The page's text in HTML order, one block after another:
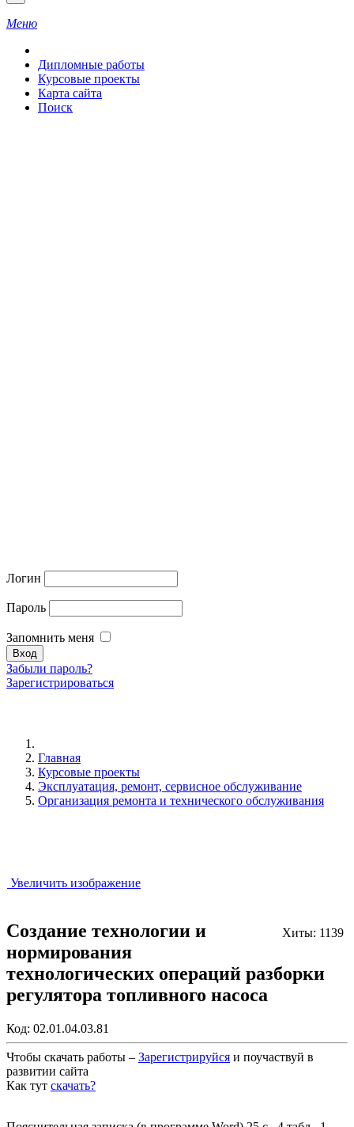
Меню
Дипломные работы
Курсовые проекты
Карта сайта
Поиск
Логин
Пароль
Запомнить меня
Забыли пароль?
Зарегистрироваться
Главная
Курсовые проекты
Эксплуатация, ремонт, сервисное обслуживание
Организация ремонта и технического обслуживания
Увеличить изображение
Хиты: 1139
Создание технологии и
нормирования
технологических операций разборки
регулятора топливного насоса
Код: 02.01.04.03.81
Чтобы скачать работы – Зарегистрируйся и поучаствуй в
развитии сайта
Как тут скачать?